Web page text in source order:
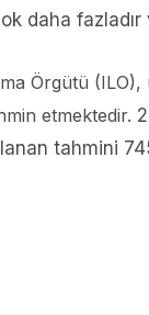
daha
Örgütü
etmektedir.
tahmini